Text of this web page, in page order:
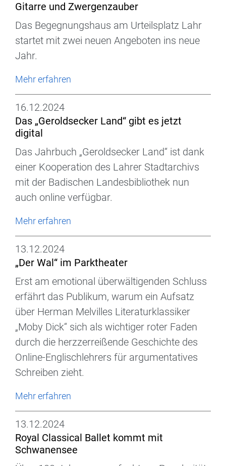
Gitarre und Zwergenzauber
Das Begegnungshaus am Urteilsplatz Lahr
startet mit zwei neuen Angeboten ins neue
Jahr.
Mehr erfahren
16.12.2024
Das „Geroldsecker Land“ gibt es jetzt
digital
Das Jahrbuch „Geroldsecker Land“ ist dank
einer Kooperation des Lahrer Stadtarchivs
mit der Badischen Landesbibliothek nun
auch online verfügbar.
Mehr erfahren
13.12.2024
„Der Wal“ im Parktheater
Erst am emotional überwältigenden Schluss
erfährt das Publikum, warum ein Aufsatz
über Herman Melvilles Literaturklassiker
„Moby Dick“ sich als wichtiger roter Faden
durch die herzzerreißende Geschichte des
Online-Englischlehrers für argumentatives
Schreiben zieht.
Mehr erfahren
13.12.2024
Royal Classical Ballet kommt mit
Schwanensee